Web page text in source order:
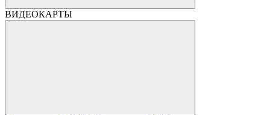
ВИДЕОКАРТЫ